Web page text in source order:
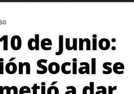
de Junio:
Social se